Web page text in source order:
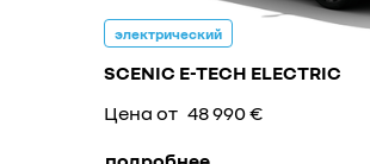
электрический
SCENIC E-TECH ELECTRIC
Цена от 48 990 €